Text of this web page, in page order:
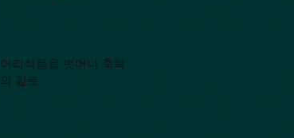
어리석음을 벗어나 축복
의 길로